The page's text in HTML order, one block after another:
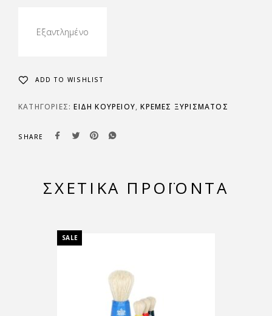
Εξαντλημένο
ADD TO WISHLIST
ΚΑΤΗΓΟΡΊΕΣ:ΕΙΔΗ ΚΟΥΡΕΙΟΥ,ΚΡΈΜΕΣ ΞΥΡΊΣΜΑΤΟΣ
SHARE
ΣΧΕΤΙΚΆ ΠΡΟΪΌΝΤΑ
SALE